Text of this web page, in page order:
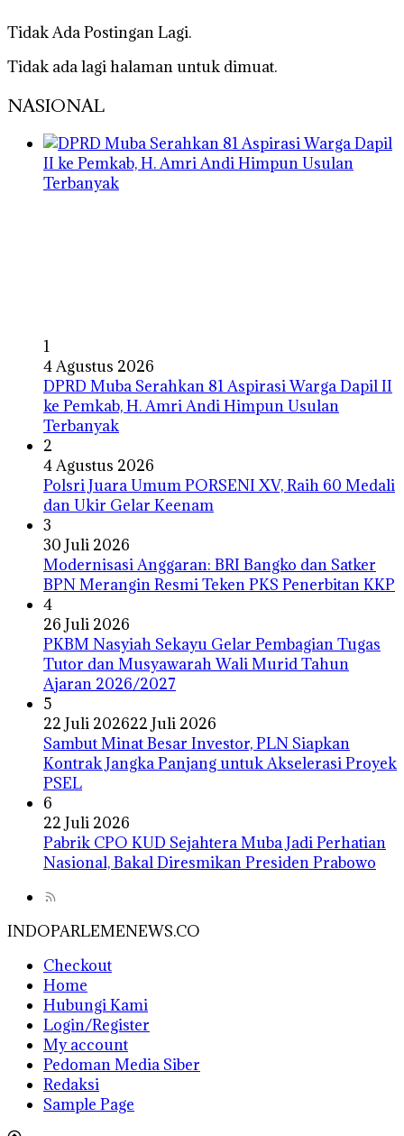
Tidak Ada Postingan Lagi.
Tidak ada lagi halaman untuk dimuat.
NASIONAL
1
4 Agustus 2026
DPRD Muba Serahkan 81 Aspirasi Warga Dapil II
ke Pemkab, H. Amri Andi Himpun Usulan
Terbanyak
2
4 Agustus 2026
Polsri Juara Umum PORSENI XV, Raih 60 Medali
dan Ukir Gelar Keenam
3
30 Juli 2026
Modernisasi Anggaran: BRI Bangko dan Satker
BPN Merangin Resmi Teken PKS Penerbitan KKP
4
26 Juli 2026
PKBM Nasyiah Sekayu Gelar Pembagian Tugas
Tutor dan Musyawarah Wali Murid Tahun
Ajaran 2026/2027
5
22 Juli 202622 Juli 2026
Sambut Minat Besar Investor, PLN Siapkan
Kontrak Jangka Panjang untuk Akselerasi Proyek
PSEL
6
22 Juli 2026
Pabrik CPO KUD Sejahtera Muba Jadi Perhatian
Nasional, Bakal Diresmikan Presiden Prabowo
INDOPARLEMENEWS.CO
Checkout
Home
Hubungi Kami
Login/Register
My account
Pedoman Media Siber
Redaksi
Sample Page